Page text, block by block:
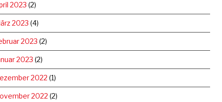
2023 (2)
2023 (4)
2023 (2)
2023 (2)
2022 (1)
2022 (2)